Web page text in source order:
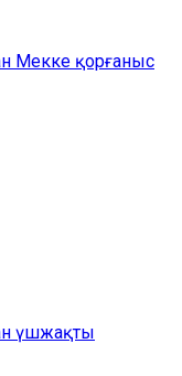
Мекке қорғаныс
үшжақты